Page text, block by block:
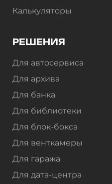
Калькуляторы
РЕШЕНИЯ
Для автосервиса
Для архива
Для банка
Для библиотеки
Для блок-бокса
Для венткамеры
Для гаража
Для дата-центра